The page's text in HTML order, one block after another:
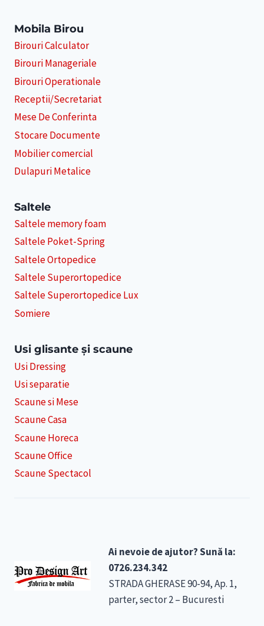
Mobila Birou
Birouri Calculator
Birouri Manageriale
Birouri Operationale
Receptii/Secretariat
Mese De Conferinta
Stocare Documente
Mobilier comercial
Dulapuri Metalice
Saltele
Saltele memory foam
Saltele Poket-Spring
Saltele Ortopedice
Saltele Superortopedice
Saltele Superortopedice Lux
Somiere
Usi glisante și scaune
Usi Dressing
Usi separatie
Scaune si Mese
Scaune Casa
Scaune Horeca
Scaune Office
Scaune Spectacol
Ai nevoie de ajutor? Sună la:
0726.234.342
STRADA GHERASE 90-94, Ap. 1,
parter, sector 2 – Bucuresti